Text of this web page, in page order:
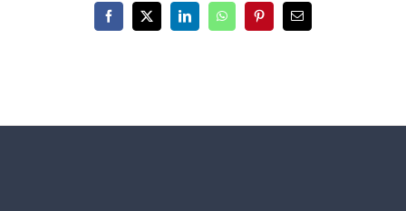
Facebook
X LinkedInWhatsAppPinterest
E-
mail